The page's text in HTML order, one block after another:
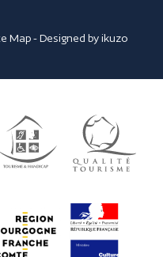
Map- Designed byikuzo